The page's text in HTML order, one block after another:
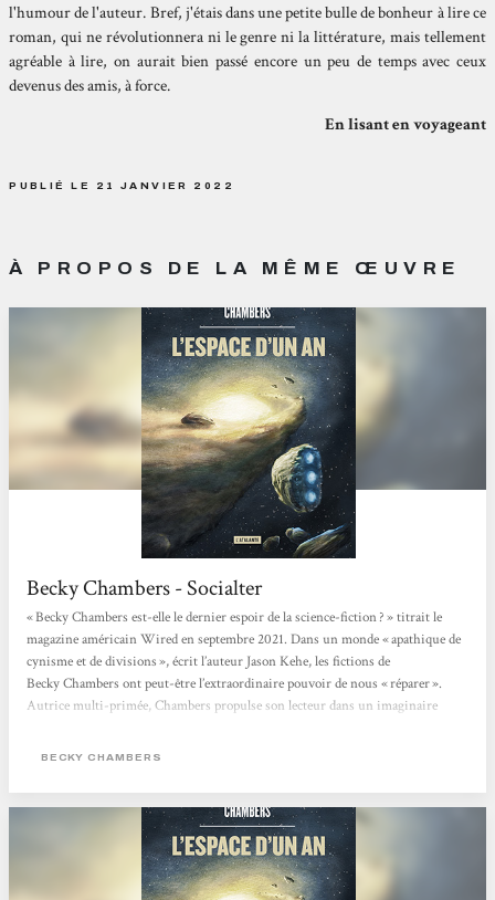
l'humour de l'auteur. Bref, j'étais dans une petite bulle de bonheur à lire ce
roman, qui ne révolutionnera ni le genre ni la littérature, mais tellement
agréable à lire, on aurait bien passé encore un peu de temps avec ceux
devenus des amis, à force.
En lisant en voyageant
PUBLIÉ LE 21 JANVIER 2022
À PROPOS DE LA MÊME ŒUVRE
Becky Chambers - Socialter
« Becky Chambers est-elle le dernier espoir de la science-fiction ? » titrait le
magazine américain Wired en septembre 2021. Dans un monde « apathique de
cynisme et de divisions », écrit l’auteur Jason Kehe, les fictions de
Becky Chambers ont peut-être l’extraordinaire pouvoir de nous « réparer ».
Autrice multi-primée, Chambers propulse son lecteur dans un imaginaire
scientifiques (astrobiologiste et ingénieur satellite), elle bouscule le monde très
BECKY CHAMBERS